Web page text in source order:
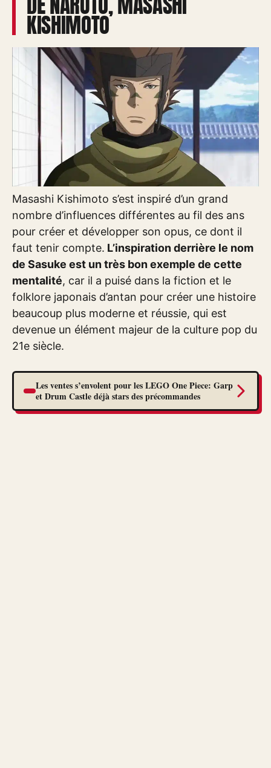
KISHIMOTO
Masashi Kishimoto s’est inspiré d’un grand
nombre d’influences différentes au fil des ans
pour créer et développer son opus, ce dont il
faut tenir compte. L’inspiration derrière le nom
de Sasuke est un très bon exemple de cette
mentalité, car il a puisé dans la fiction et le
folklore japonais d’antan pour créer une histoire
beaucoup plus moderne et réussie, qui est
devenue un élément majeur de la culture pop du
21e siècle.
Les ventes s’envolent pour les LEGO One Piece: Garp
et Drum Castle déjà stars des précommandes